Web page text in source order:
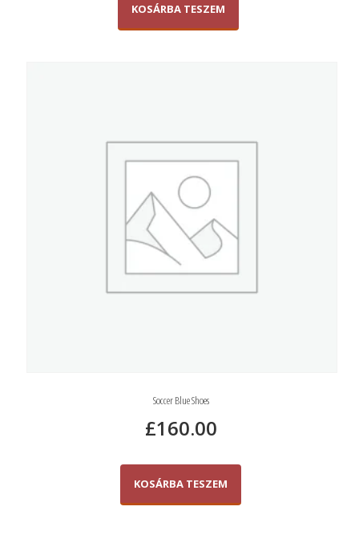
KOSÁRBA TESZEM
Soccer Blue Shoes
£160.00
KOSÁRBA TESZEM